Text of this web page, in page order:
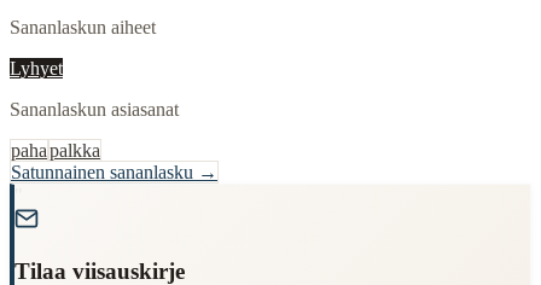
Sananlaskun aiheet
Lyhyet
Sananlaskun asiasanat
pahapalkka
Satunnainen sananlasku →
Tilaa viisauskirje